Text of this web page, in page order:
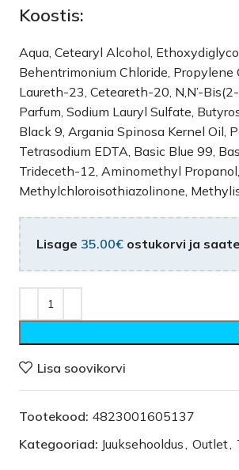
Koostis:
Aqua, Cetearyl Alcohol,
Behentrimonium Chloride, Propylene
Laureth-23, Ceteareth-20, N,N’-
Parfum, Sodium Lauryl Sulfate,
Black 9, Argania Spinosa Kernel Oil,
Tetrasodium EDTA, Basic Blue 99,
Trideceth-12, Aminomethyl
Methylchloroisothiazolinone,
Lisage 35.00€ ostukorvi ja
Lisa soovikorvi
Tootekood: 4823001605137
Kategooriad: Juuksehooldus, Outlet,